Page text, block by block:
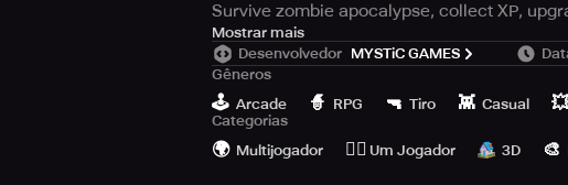
Survive zombie apocalypse, collect XP,
Survive against the undead and eliminate
character and advance to the next level.
Mostrar mais
Desenvolvedor MYSTiC GAMES
Gêneros
🕹️ Arcade 🧙 RPG 🔫 Tiro 👾 Casual 💥
Categorias
🌍 Multijogador 🙆‍♂️ Um Jogador 3D 🎨